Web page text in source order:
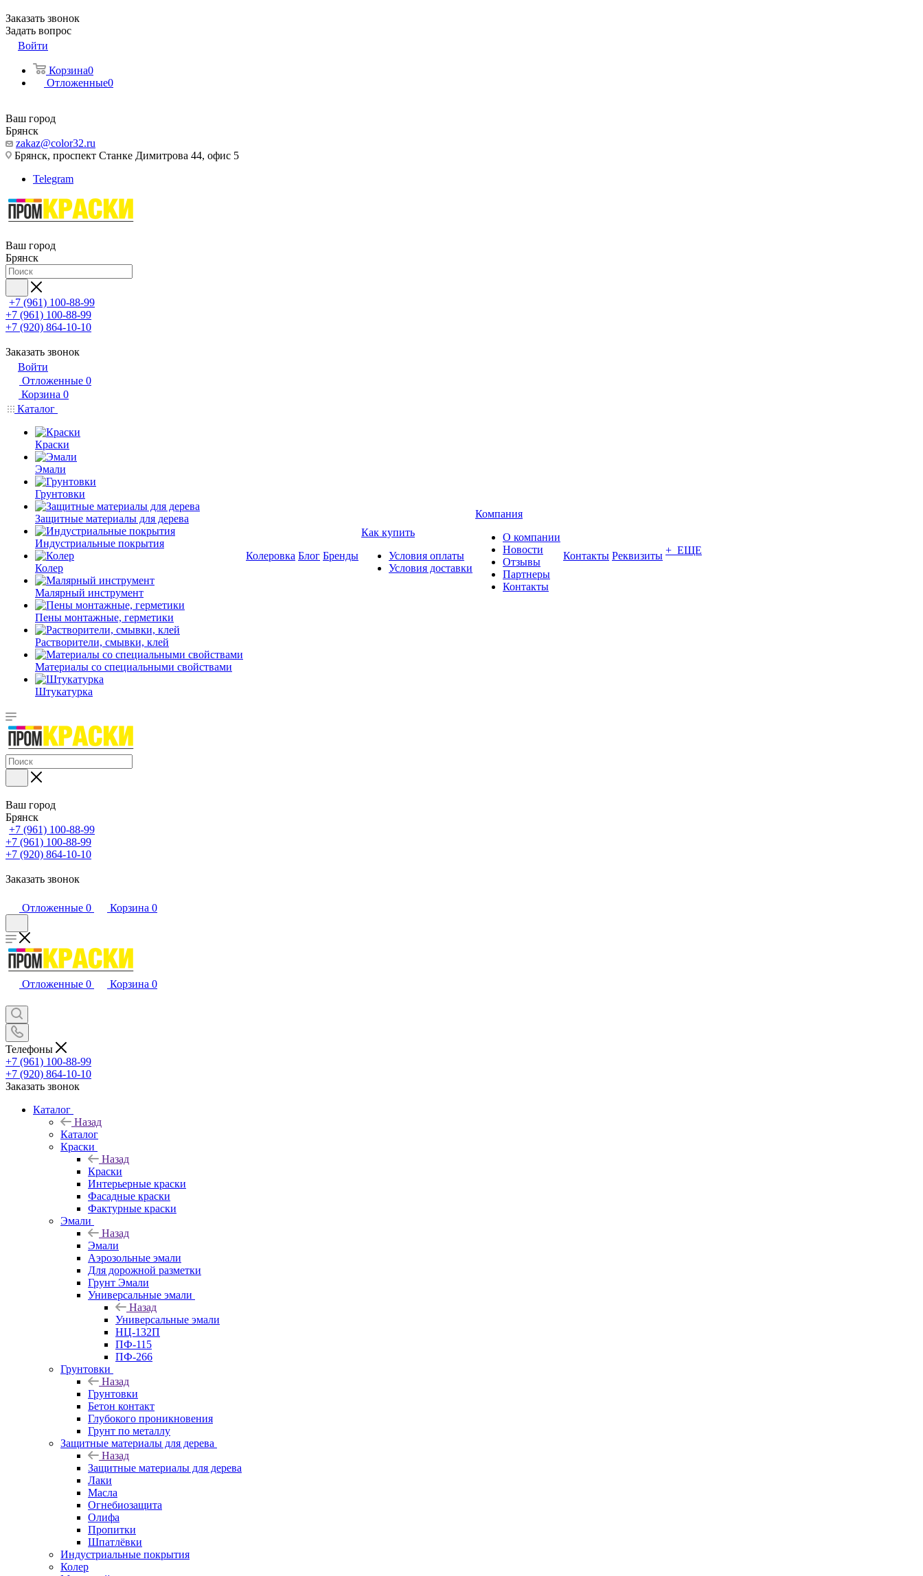
Заказать звонок
Задать вопрос
Войти
Корзина0
Отложенные0
Ваш город
Брянск
zakaz@color32.ru
Брянск, проспект Станке Димитрова 44, офис 5
Telegram
Ваш город
Брянск
+7 (961) 100-88-99
+7 (961) 100-88-99
+7 (920) 864-10-10
Заказать звонок
Войти
Отложенные 0
Корзина 0
Каталог
Краски
Эмали
Грунтовки
Защитные материалы для дерева
Индустриальные покрытия
Колер
Малярный инструмент
Пены монтажные, герметики
Растворители, смывки, клей
Материалы со специальными свойствами
Штукатурка
Колеровка Блог Бренды
Как купить
Условия оплаты
Условия доставки
Компания
О компании
Новости
Отзывы
Партнеры
Контакты
Контакты Реквизиты + ЕЩЕ
Ваш город
Брянск
+7 (961) 100-88-99
+7 (961) 100-88-99
+7 (920) 864-10-10
Заказать звонок
Отложенные 0 Корзина 0
Отложенные 0 Корзина 0
Телефоны
+7 (961) 100-88-99
+7 (920) 864-10-10
Заказать звонок
Каталог
Назад
Каталог
Краски
Назад
Краски
Интерьерные краски
Фасадные краски
Фактурные краски
Эмали
Назад
Эмали
Аэрозольные эмали
Для дорожной разметки
Грунт Эмали
Универсальные эмали
Назад
Универсальные эмали
НЦ-132П
ПФ-115
ПФ-266
Грунтовки
Назад
Грунтовки
Бетон контакт
Глубокого проникновения
Грунт по металлу
Защитные материалы для дерева
Назад
Защитные материалы для дерева
Лаки
Масла
Огнебиозащита
Олифа
Пропитки
Шпатлёвки
Индустриальные покрытия
Колер